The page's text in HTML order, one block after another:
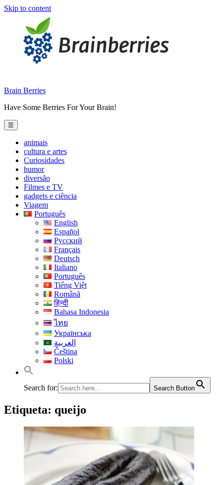
Skip to content
Brain Berries
Have Some Berries For Your Brain!
☰
animais
cultura e artes
Curiosidades
humor
diversão
Filmes e TV
gadgets e ciência
Viagem
Português
English
Español
Русский
Français
Deutsch
Italiano
Português
Tiếng Việt
Română
हिन्दी
Bahasa Indonesia
ไทย
Українська
العربية
Čeština
Polski
Search for: Search Button
Etiqueta: queijo